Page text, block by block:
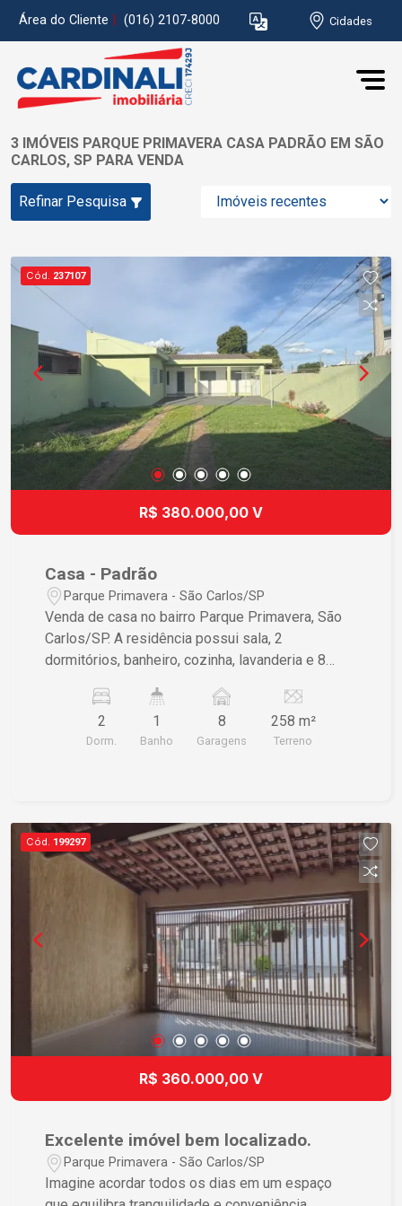
Área do Cliente (016) 2107-8000 Cidades
3 IMÓVEIS PARQUE PRIMAVERA CASA PADRÃO EM SÃO
CARLOS, SP PARA VENDA
Refinar Pesquisa
Cód. 237107
R$ 380.000,00 V
Casa - Padrão
Parque Primavera - São Carlos/SP
Venda de casa no bairro Parque Primavera, São
Carlos/SP. A residência possui sala, 2
dormitórios, banheiro, cozinha, lavanderia e 8
conforto e espaço em uma localização tranquila.
Aproveite essa oportunidade!
2
Dorm.
1
Banho
8
Garagens
258 m²
Terreno
Cód. 199297
R$ 360.000,00 V
Excelente imóvel bem localizado.
Parque Primavera - São Carlos/SP
Imagine acordar todos os dias em um espaço